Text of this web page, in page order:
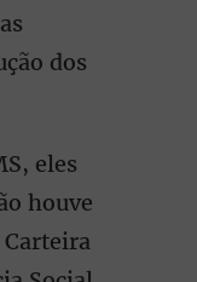
dos
eles
houve